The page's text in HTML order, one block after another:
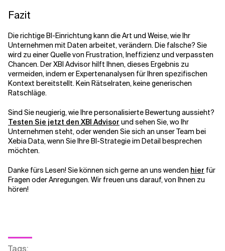
Fazit
Die richtige BI-Einrichtung kann die Art und Weise, wie Ihr
Unternehmen mit Daten arbeitet, verändern. Die falsche? Sie
wird zu einer Quelle von Frustration, Ineffizienz und verpassten
Chancen. Der XBI Advisor hilft Ihnen, dieses Ergebnis zu
vermeiden, indem er Expertenanalysen für Ihren spezifischen
Kontext bereitstellt. Kein Rätselraten, keine generischen
Ratschläge.
Sind Sie neugierig, wie Ihre personalisierte Bewertung aussieht?
Testen Sie jetzt den XBI Advisor und sehen Sie, wo Ihr
Unternehmen steht, oder wenden Sie sich an unser Team bei
Xebia Data, wenn Sie Ihre BI-Strategie im Detail besprechen
möchten.
Danke fürs Lesen! Sie können sich gerne an uns wenden hier für
Fragen oder Anregungen. Wir freuen uns darauf, von Ihnen zu
hören!